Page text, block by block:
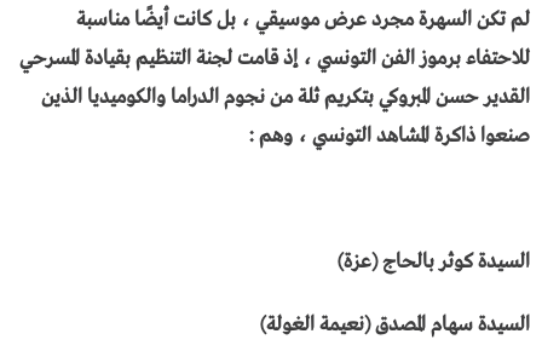
لم تكن السهرة مجرد عرض موسيقي ، بل كانت أيضًا مناسبة
للاحتفاء برموز الفن التونسي ، إذ قامت لجنة التنظيم بقيادة المسرحي
القدير حسن المبروكي بتكريم ثلة من نجوم الدراما والكوميديا الذين
صنعوا ذاكرة المشاهد التونسي ، وهم :
السيدة كوثر بالحاج (عزة)
السيدة سهام المصدق (نعيمة الغولة)